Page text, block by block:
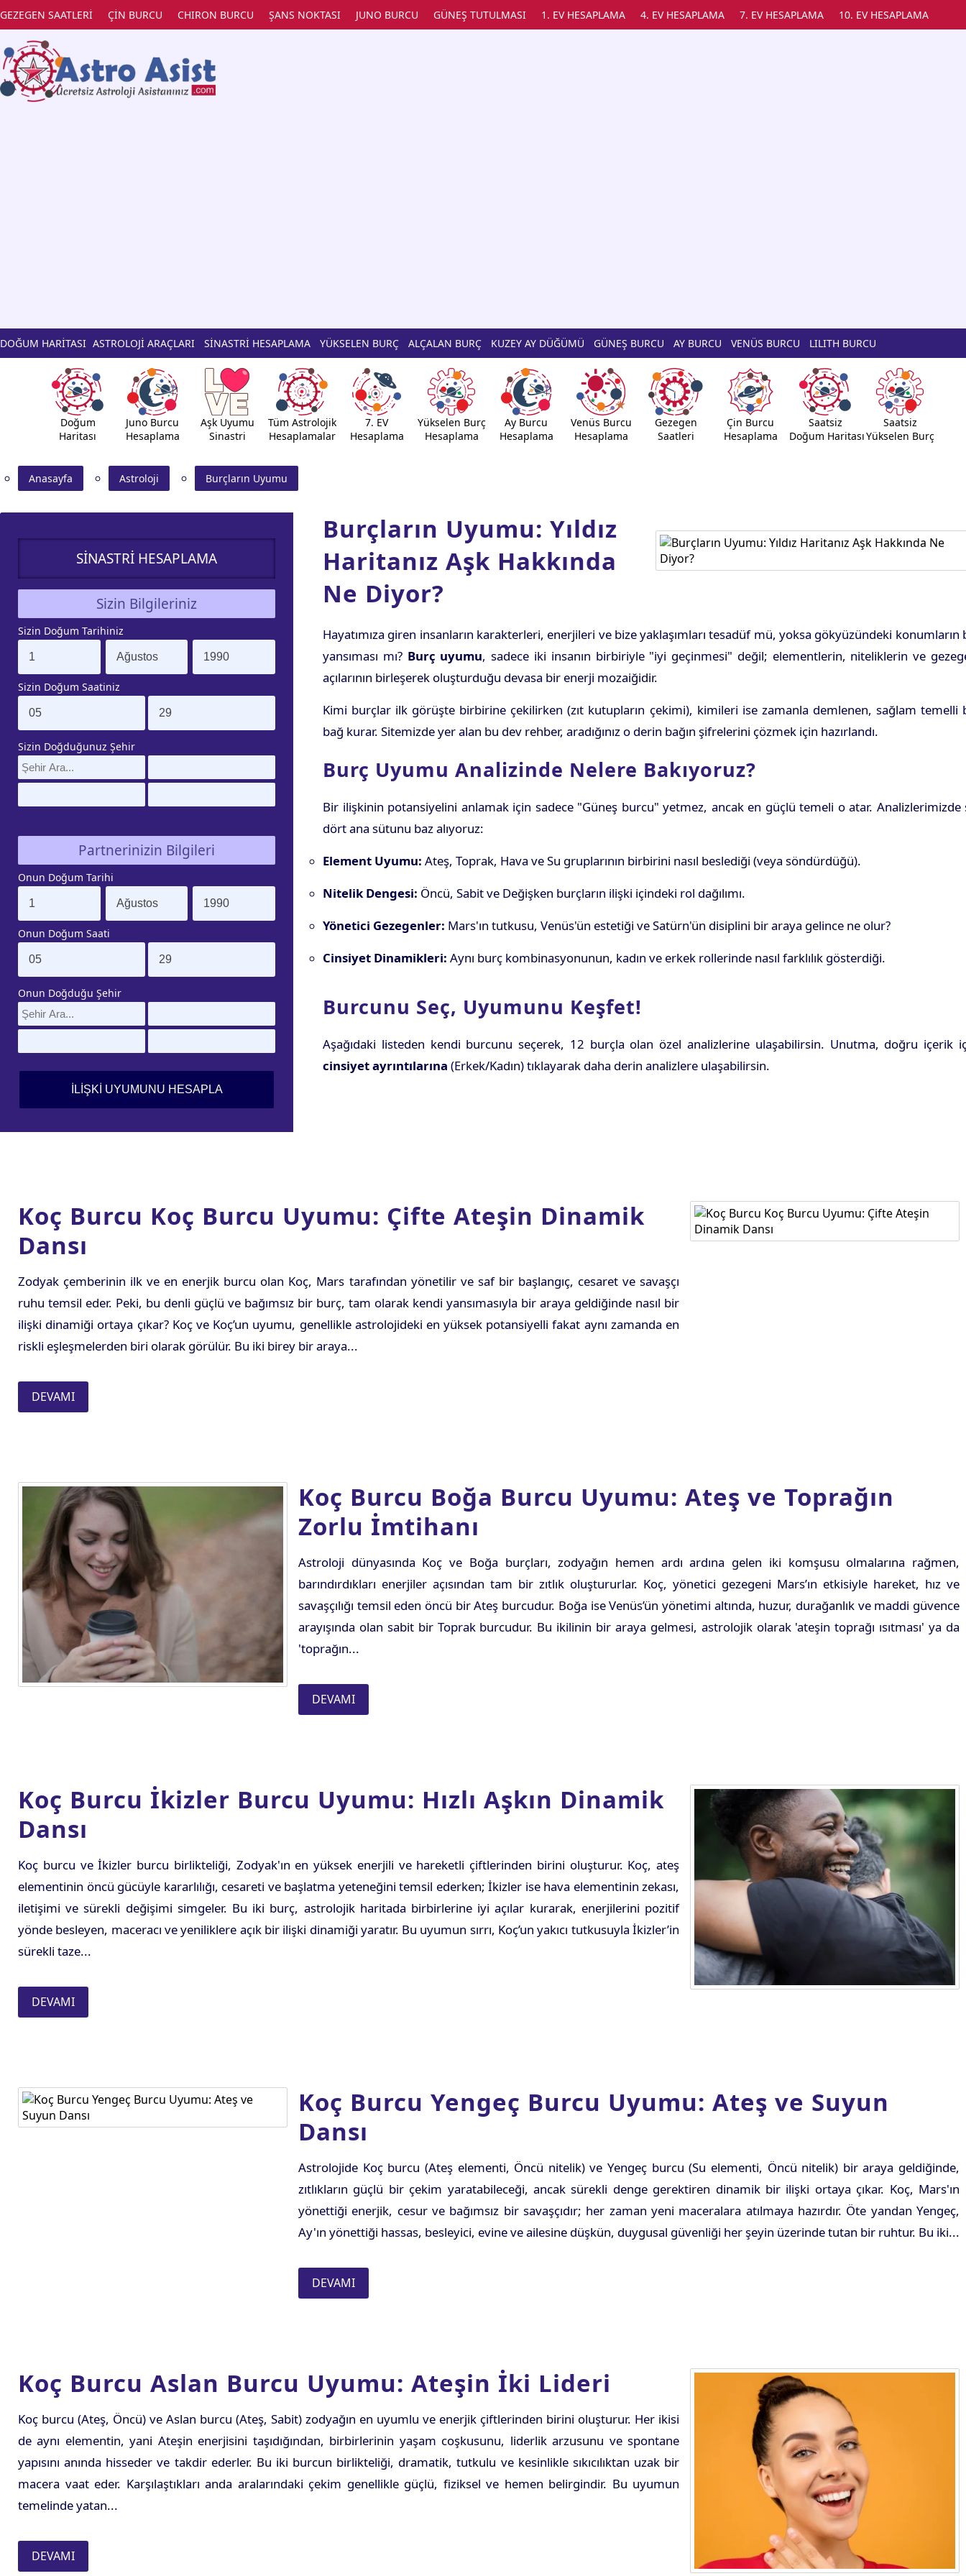
GEZEGEN SAATLERİ ÇİN BURCU CHIRON BURCU ŞANS NOKTASI JUNO BURCU GÜNEŞ TUTULMASI 1. EV HESAPLAMA 4. EV HESAPLAMA 7. EV HESAPLAMA 10. EV HESAPLAMA
DOĞUM HARİTASI ASTROLOJİ ARAÇLARI SİNASTRİ HESAPLAMA YÜKSELEN BURÇ ALÇALAN BURÇ KUZEY AY DÜĞÜMÜ GÜNEŞ BURCU AY BURCU VENÜS BURCU LILITH BURCU
Doğum
Haritası
Juno Burcu
Hesaplama
Aşk Uyumu
Sinastri
Tüm Astrolojik
Hesaplamalar
7. EV
Hesaplama
Yükselen Burç
Hesaplama
Ay Burcu
Hesaplama
Venüs Burcu
Hesaplama
Gezegen
Saatleri
Çin Burcu
Hesaplama
Saatsiz
Doğum Haritası
Saatsiz
Yükselen Burç
Anasayfa Astroloji̇ Burçların Uyumu
SİNASTRİ HESAPLAMA
Sizin Bilgileriniz
Sizin Doğum Tarihiniz
Sizin Doğum Saatiniz
Sizin Doğduğunuz Şehir
Partnerinizin Bilgileri
Onun Doğum Tarihi
Onun Doğum Saati
Onun Doğduğu Şehir
Burçların Uyumu: Yıldız
Haritanız Aşk Hakkında
Ne Diyor?
Hayatımıza giren insanların karakterleri, enerjileri ve bize yaklaşımları tesadüf mü, yoksa gökyüzündeki konumların
yansıması mı? Burç uyumu, sadece iki insanın birbiriyle "iyi geçinmesi" değil; elementlerin, niteliklerin ve
açılarının birleşerek oluşturduğu devasa bir enerji mozaiğidir.
Kimi burçlar ilk görüşte birbirine çekilirken (zıt kutupların çekimi), kimileri ise zamanla demlenen, sağlam temelli
bağ kurar. Sitemizde yer alan bu dev rehber, aradığınız o derin bağın şifrelerini çözmek için hazırlandı.
Burç Uyumu Analizinde Nelere Bakıyoruz?
Bir ilişkinin potansiyelini anlamak için sadece "Güneş burcu" yetmez, ancak en güçlü temeli o atar. Analizlerimizde
dört ana sütunu baz alıyoruz:
Element Uyumu: Ateş, Toprak, Hava ve Su gruplarının birbirini nasıl beslediği (veya söndürdüğü).
Nitelik Dengesi: Öncü, Sabit ve Değişken burçların ilişki içindeki rol dağılımı.
Yönetici Gezegenler: Mars'ın tutkusu, Venüs'ün estetiği ve Satürn'ün disiplini bir araya gelince ne olur?
Cinsiyet Dinamikleri: Aynı burç kombinasyonunun, kadın ve erkek rollerinde nasıl farklılık gösterdiği.
Burcunu Seç, Uyumunu Keşfet!
Aşağıdaki listeden kendi burcunu seçerek, 12 burçla olan özel analizlerine ulaşabilirsin. Unutma, doğru içerik
cinsiyet ayrıntılarına (Erkek/Kadın) tıklayarak daha derin analizlere ulaşabilirsin.
Koç Burcu Koç Burcu Uyumu: Çifte Ateşin Dinamik
Dansı
Zodyak çemberinin ilk ve en enerjik burcu olan Koç, Mars tarafından yönetilir ve saf bir başlangıç, cesaret ve savaşçı
ruhu temsil eder. Peki, bu denli güçlü ve bağımsız bir burç, tam olarak kendi yansımasıyla bir araya geldiğinde nasıl bir
ilişki dinamiği ortaya çıkar? Koç ve Koç’un uyumu, genellikle astrolojideki en yüksek potansiyelli fakat aynı zamanda en
riskli eşleşmelerden biri olarak görülür. Bu iki birey bir araya...
DEVAMI
Koç Burcu Boğa Burcu Uyumu: Ateş ve Toprağın
Zorlu İmtihanı
Astroloji dünyasında Koç ve Boğa burçları, zodyağın hemen ardı ardına gelen iki komşusu olmalarına rağmen,
barındırdıkları enerjiler açısından tam bir zıtlık oluştururlar. Koç, yönetici gezegeni Mars’ın etkisiyle hareket, hız ve
savaşçılığı temsil eden öncü bir Ateş burcudur. Boğa ise Venüs’ün yönetimi altında, huzur, durağanlık ve maddi güvence
arayışında olan sabit bir Toprak burcudur. Bu ikilinin bir araya gelmesi, astrolojik olarak 'ateşin toprağı ısıtması' ya da
'toprağın...
DEVAMI
Koç Burcu İkizler Burcu Uyumu: Hızlı Aşkın Dinamik
Dansı
Koç burcu ve İkizler burcu birlikteliği, Zodyak'ın en yüksek enerjili ve hareketli çiftlerinden birini oluşturur. Koç, ateş
elementinin öncü gücüyle kararlılığı, cesareti ve başlatma yeteneğini temsil ederken; İkizler ise hava elementinin zekası,
iletişimi ve sürekli değişimi simgeler. Bu iki burç, astrolojik haritada birbirlerine iyi açılar kurarak, enerjilerini pozitif
yönde besleyen, maceracı ve yeniliklere açık bir ilişki dinamiği yaratır. Bu uyumun sırrı, Koç’un yakıcı tutkusuyla İkizler’in
sürekli taze...
DEVAMI
Koç Burcu Yengeç Burcu Uyumu: Ateş ve Suyun
Dansı
Astrolojide Koç burcu (Ateş elementi, Öncü nitelik) ve Yengeç burcu (Su elementi, Öncü nitelik) bir araya geldiğinde,
zıtlıkların güçlü bir çekim yaratabileceği, ancak sürekli denge gerektiren dinamik bir ilişki ortaya çıkar. Koç, Mars'ın
yönettiği enerjik, cesur ve bağımsız bir savaşçıdır; her zaman yeni maceralara atılmaya hazırdır. Öte yandan Yengeç,
Ay'ın yönettiği hassas, besleyici, evine ve ailesine düşkün, duygusal güvenliği her şeyin üzerinde tutan bir ruhtur. Bu iki...
DEVAMI
Koç Burcu Aslan Burcu Uyumu: Ateşin İki Lideri
Koç burcu (Ateş, Öncü) ve Aslan burcu (Ateş, Sabit) zodyağın en uyumlu ve enerjik çiftlerinden birini oluşturur. Her ikisi
de aynı elementin, yani Ateşin enerjisini taşıdığından, birbirlerinin yaşam coşkusunu, liderlik arzusunu ve spontane
yapısını anında hisseder ve takdir ederler. Bu iki burcun birlikteliği, dramatik, tutkulu ve kesinlikle sıkıcılıktan uzak bir
macera vaat eder. Karşılaştıkları anda aralarındaki çekim genellikle güçlü, fiziksel ve hemen belirgindir. Bu uyumun
temelinde yatan...
DEVAMI